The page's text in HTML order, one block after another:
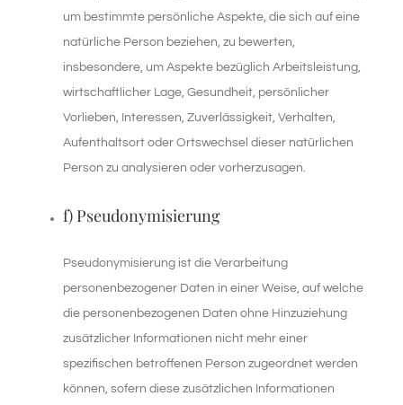
um bestimmte persönliche Aspekte, die sich auf eine
natürliche Person beziehen, zu bewerten,
insbesondere, um Aspekte bezüglich Arbeitsleistung,
wirtschaftlicher Lage, Gesundheit, persönlicher
Vorlieben, Interessen, Zuverlässigkeit, Verhalten,
Aufenthaltsort oder Ortswechsel dieser natürlichen
Person zu analysieren oder vorherzusagen.
f) Pseudonymisierung
Pseudonymisierung ist die Verarbeitung
personenbezogener Daten in einer Weise, auf welche
die personenbezogenen Daten ohne Hinzuziehung
zusätzlicher Informationen nicht mehr einer
spezifischen betroffenen Person zugeordnet werden
können, sofern diese zusätzlichen Informationen